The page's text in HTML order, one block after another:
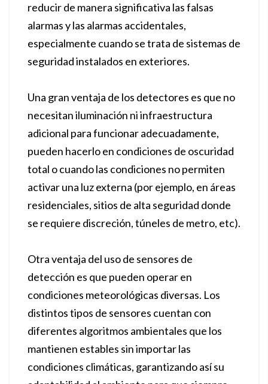
reducir de manera significativa las falsas
alarmas y las alarmas accidentales,
especialmente cuando se trata de sistemas de
seguridad instalados en exteriores.
Una gran ventaja de los detectores es que no
necesitan iluminación ni infraestructura
adicional para funcionar adecuadamente,
pueden hacerlo en condiciones de oscuridad
total o cuando las condiciones no permiten
activar una luz externa (por ejemplo, en áreas
residenciales, sitios de alta seguridad donde
se requiere discreción, túneles de metro, etc).
Otra ventaja del uso de sensores de
detección es que pueden operar en
condiciones meteorológicas diversas. Los
distintos tipos de sensores cuentan con
diferentes algoritmos ambientales que los
mantienen estables sin importar las
condiciones climáticas, garantizando así su